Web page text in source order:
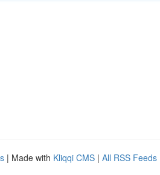
| Made with Kliqqi CMS | All RSS Feeds